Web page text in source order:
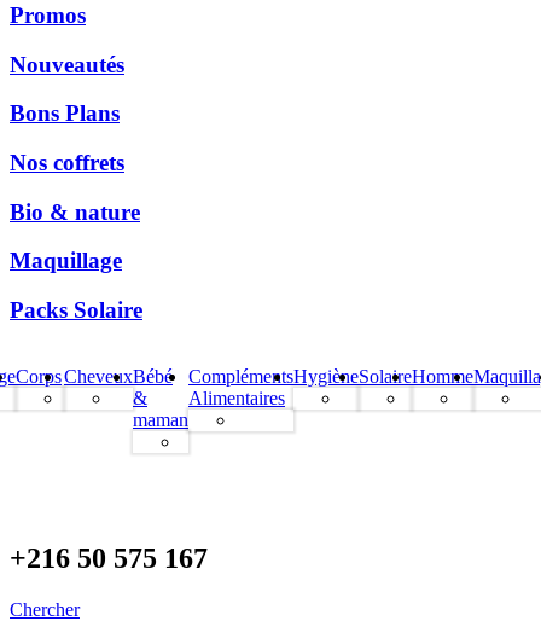
Promos
Nouveautés
Bons Plans
Nos coffrets
Bio & nature
Maquillage
Packs Solaire
CorpsCheveuxBébé
&
maman
Compléments
Alimentaires
HygièneSolaireHomme
+216 50 575 167
Chercher